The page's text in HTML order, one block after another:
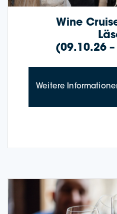
Wine
(09.10.26
Wei­te­re